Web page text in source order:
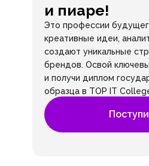
Это профессии
креативные идеи,
создают уникальные
брендов. Освой
и получи диплом
образца в TOP IT
и пиаре!